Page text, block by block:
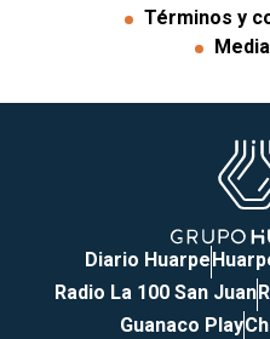
Términos y
Diario Huarpe
Radio La 100 San Juan
Guanaco Play